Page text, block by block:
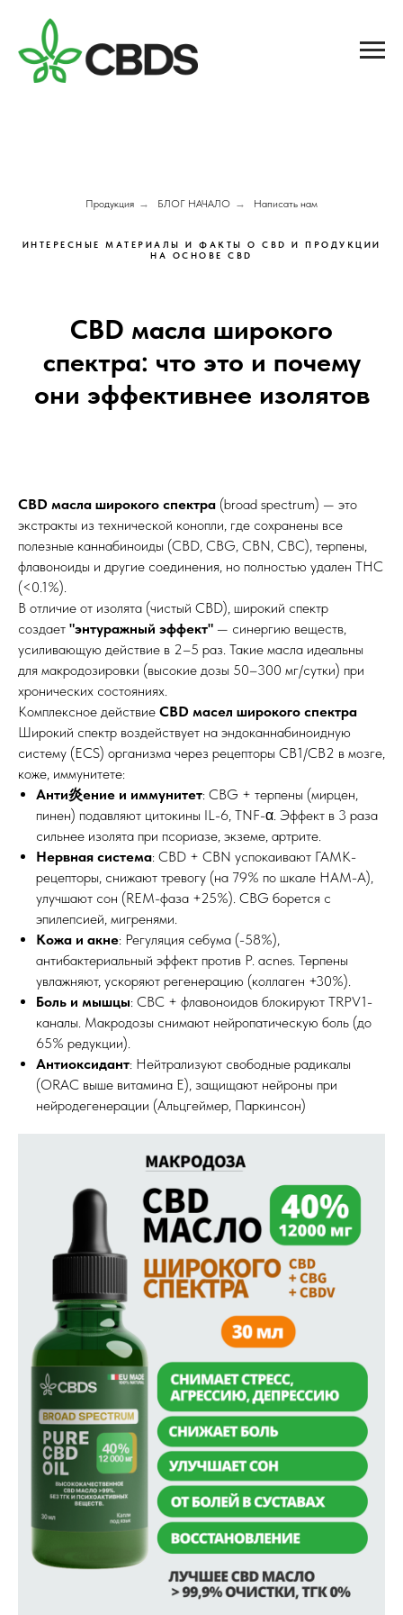
Продукция → БЛОГ НАЧАЛО → Написать нам
ИНТЕРЕСНЫЕ МАТЕРИАЛЫ И ФАКТЫ О CBD И ПРОДУКЦИИ
НА ОСНОВЕ CBD
CBD масла широкого
спектра: что это и почему
они эффективнее изолятов
CBD масла широкого спектра (broad spectrum) — это
экстракты из технической конопли, где сохранены все
полезные каннабиноиды (CBD, CBG, CBN, CBC), терпены,
флавоноиды и другие соединения, но полностью удален THC
(<0.1%).
В отличие от изолята (чистый CBD), широкий спектр
создает "энтуражный эффект" — синергию веществ,
усиливающую действие в 2–5 раз. Такие масла идеальны
для макродозировки (высокие дозы 50–300 мг/сутки) при
хронических состояниях.​
Комплексное действие CBD масел широкого спектра
Широкий спектр воздействует на эндоканнабиноидную
систему (ECS) организма через рецепторы CB1/CB2 в мозге,
коже, иммунитете:
Анти炎ение и иммунитет: CBG + терпены (мирцен,
пинен) подавляют цитокины IL-6, TNF-α. Эффект в 3 раза
сильнее изолята при псориазе, экземе, артрите.
Нервная система: CBD + CBN успокаивают ГАМК-
рецепторы, снижают тревогу (на 79% по шкале HAM-A),
улучшают сон (REM-фаза +25%). CBG борется с
эпилепсией, мигренями.
Кожа и акне: Регуляция себума (-58%),
антибактериальный эффект против P. acnes. Терпены
увлажняют, ускоряют регенерацию (коллаген +30%).
Боль и мышцы: CBC + флавоноидов блокируют TRPV1-
каналы. Макродозы снимают нейропатическую боль (до
65% редукции).
Антиоксидант: Нейтрализуют свободные радикалы
(ORAC выше витамина E), защищают нейроны при
нейродегенерации (Альцгеймер, Паркинсон)